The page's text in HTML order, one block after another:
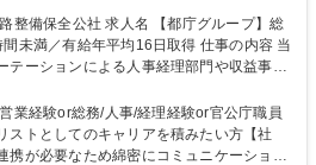
あり 食事補助あり
名 【都庁グループ】総
有給年平均16日取得 仕事の内容 当
テーションによる人事経理部門や収益事業
部署での業務をお任せいたします。研修
す！ ※下記業務詳細 【業務詳細】■
ど当公社の運営に係る管理業務 ■収益部
営、新宿駅西口広場の「イベントコーナ
業経験or総務/人事/経理経験or官公庁職員
ストとしてのキャリアを積みたい方【社
携が必要なため綿密にコミュニケーション